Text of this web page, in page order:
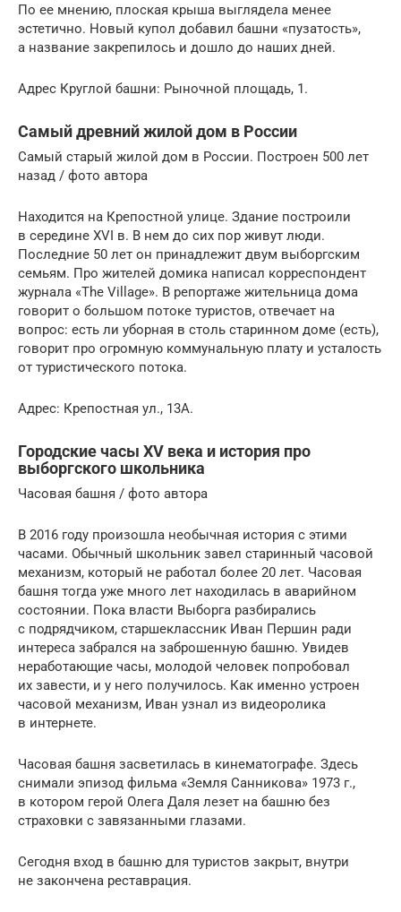
По ее мнению, плоская крыша выглядела менее
эстетично. Новый купол добавил башни «пузатость»,
а название закрепилось и дошло до наших дней.
Адрес Круглой башни: Рыночной площадь, 1.
Самый древний жилой дом в России
Самый старый жилой дом в России. Построен 500 лет
назад / фото автора
Находится на Крепостной улице. Здание построили
в середине XVI в. В нем до сих пор живут люди.
Последние 50 лет он принадлежит двум выборгским
семьям. Про жителей домика написал корреспондент
журнала «The Village». В репортаже жительница дома
говорит о большом потоке туристов, отвечает на
вопрос: есть ли уборная в столь старинном доме (есть),
говорит про огромную коммунальную плату и усталость
от туристического потока.
Адрес: Крепостная ул., 13А.
Городские часы XV века и история про
выборгского школьника
Часовая башня / фото автора
В 2016 году произошла необычная история с этими
часами. Обычный школьник завел старинный часовой
механизм, который не работал более 20 лет. Часовая
башня тогда уже много лет находилась в аварийном
состоянии. Пока власти Выборга разбирались
с подрядчиком, старшеклассник Иван Першин ради
интереса забрался на заброшенную башню. Увидев
неработающие часы, молодой человек попробовал
их завести, и у него получилось. Как именно устроен
часовой механизм, Иван узнал из видеоролика
в интернете.
Часовая башня засветилась в кинематографе. Здесь
снимали эпизод фильма «Земля Санникова» 1973 г.,
в котором герой Олега Даля лезет на башню без
страховки с завязанными глазами.
Сегодня вход в башню для туристов закрыт, внутри
не закончена реставрация.